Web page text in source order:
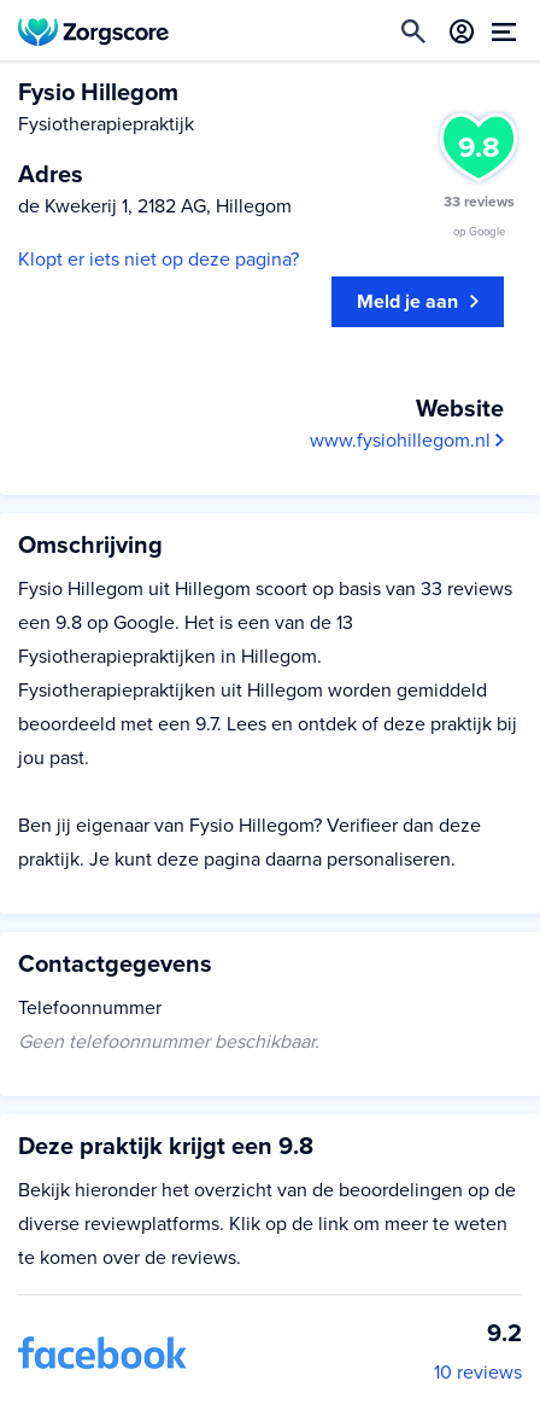
9.8
33 reviews
op Google
Fysio Hillegom
Fysiotherapiepraktijk
Adres
de Kwekerij 1, 2182 AG, Hillegom
Klopt er iets niet op deze pagina?
Meld je aan
Website
www.fysiohillegom.nl
Omschrijving
Fysio Hillegom uit Hillegom scoort op basis van 33 reviews
een 9.8 op Google. Het is een van de 13
Fysiotherapiepraktijken in Hillegom.
Fysiotherapiepraktijken uit Hillegom worden gemiddeld
beoordeeld met een 9.7. Lees en ontdek of deze praktijk bij
jou past.
Ben jij eigenaar van Fysio Hillegom? Verifieer dan deze
praktijk. Je kunt deze pagina daarna personaliseren.
Contactgegevens
Telefoonnummer
Geen telefoonnummer beschikbaar.
Deze praktijk krijgt een 9.8
Bekijk hieronder het overzicht van de beoordelingen op de
diverse reviewplatforms. Klik op de link om meer te weten
te komen over de reviews.
9.2
10 reviews